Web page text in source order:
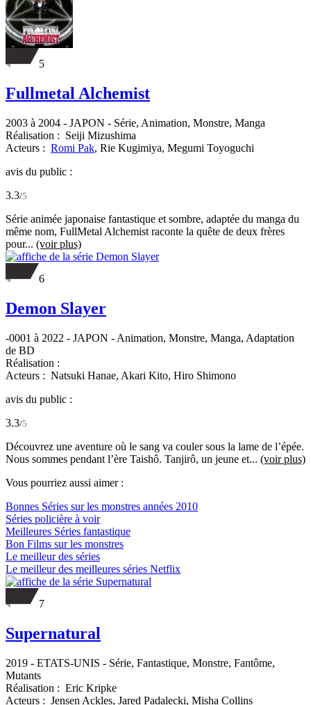
5
Fullmetal Alchemist
2003 à 2004 - JAPON - Série, Animation, Monstre, Manga
Réalisation : Seiji Mizushima
Acteurs : Romi Pak, Rie Kugimiya, Megumi Toyoguchi
avis du public :
3.3/5
Série animée japonaise fantastique et sombre, adaptée du manga du
même nom, FullMetal Alchemist raconte la quête de deux frères
pour... (voir plus)
6
Demon Slayer
-0001 à 2022 - JAPON - Animation, Monstre, Manga, Adaptation
de BD
Réalisation :
Acteurs : Natsuki Hanae, Akari Kito, Hiro Shimono
avis du public :
3.3/5
Découvrez une aventure où le sang va couler sous la lame de l’épée.
Nous sommes pendant l’ère Taishô. Tanjirô, un jeune et... (voir plus)
Vous pourriez aussi aimer :
Bonnes Séries sur les monstres années 2010
Séries policière à voir
Meilleures Séries fantastique
Bon Films sur les monstres
Le meilleur des séries
Le meilleur des meilleures séries Netflix
7
Supernatural
2019 - ETATS-UNIS - Série, Fantastique, Monstre, Fantôme,
Mutants
Réalisation : Eric Kripke
Acteurs : Jensen Ackles, Jared Padalecki, Misha Collins